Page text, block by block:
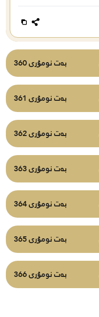
بەت نومۇرى 360
بەت نومۇرى 361
بەت نومۇرى 362
بەت نومۇرى 363
بەت نومۇرى 364
بەت نومۇرى 365
بەت نومۇرى 366